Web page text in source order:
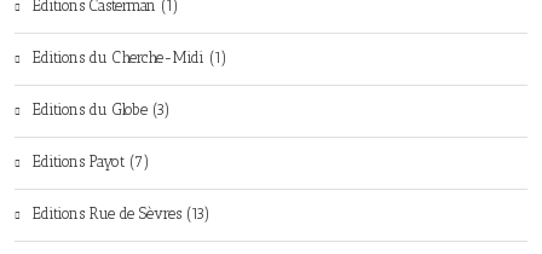
Editions Casterman (1)
Editions du Cherche-Midi (1)
Editions du Globe (3)
Editions Payot (7)
Editions Rue de Sèvres (13)